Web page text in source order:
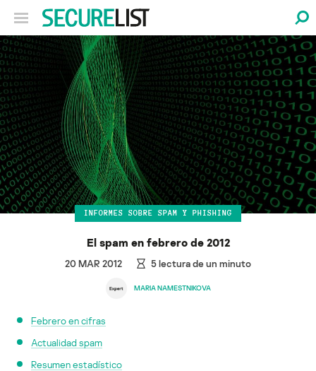
INFORMES SOBRE SPAM Y PHISHING
El spam en febrero de 2012
20 MAR 2012 5lectura de un minuto
MARIA NAMESTNIKOVA
Febrero en cifras
Actualidad spam
Resumen estadístico